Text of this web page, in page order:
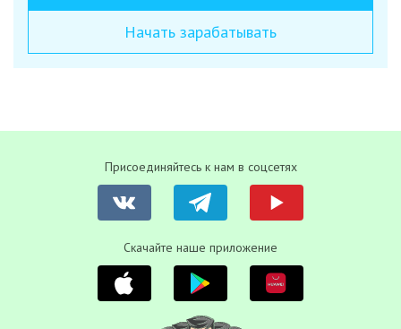
Начать зарабатывать
Присоединяйтесь к нам в соцсетях
Скачайте наше приложение